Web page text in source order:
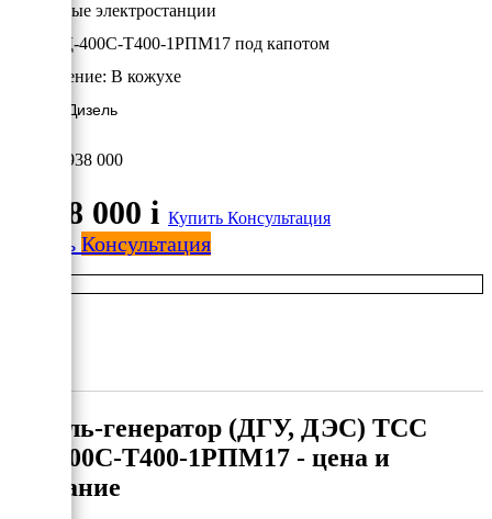
Дизельные электростанции
ТСС АД-400С-Т400-1РПМ17 под капотом
Исполнение: В кожухе
400 кВт/Дизель
2 938 000
2 938 000 i Купить Консультация
Купить Консультация
Дизель-генератор (ДГУ, ДЭС) ТСС
АД-400С-Т400-1РПМ17 - цена и
описание